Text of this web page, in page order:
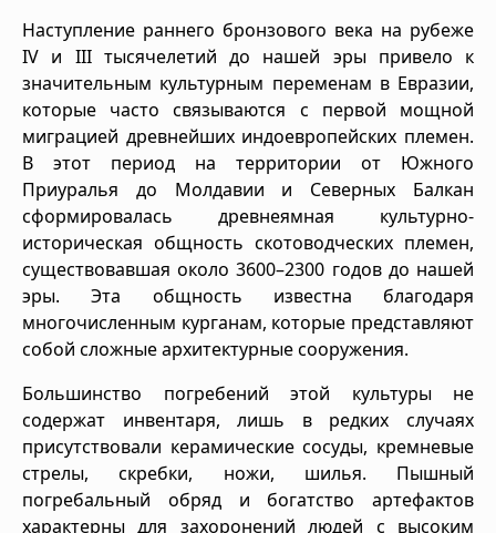
Наступление раннего бронзового века на рубеже
IV и III тысячелетий до нашей эры привело к
значительным культурным переменам в Евразии,
которые часто связываются с первой мощной
миграцией древнейших индоевропейских племен.
В этот период на территории от Южного
Приуралья до Молдавии и Северных Балкан
сформировалась древнеямная культурно-
историческая общность скотоводческих племен,
существовавшая около 3600–2300 годов до нашей
эры. Эта общность известна благодаря
многочисленным курганам, которые представляют
собой сложные архитектурные сооружения.
Большинство погребений этой культуры не
содержат инвентаря, лишь в редких случаях
присутствовали керамические сосуды, кремневые
стрелы, скребки, ножи, шилья. Пышный
погребальный обряд и богатство артефактов
характерны для захоронений людей с высоким